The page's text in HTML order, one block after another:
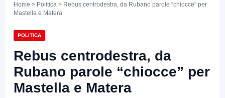
Home > Politica > Rebus centrodestra, da Rubano parole “chiocce” per
Mastella e Matera
POLITICA
Rebus centrodestra, da
Rubano parole “chiocce” per
Mastella e Matera